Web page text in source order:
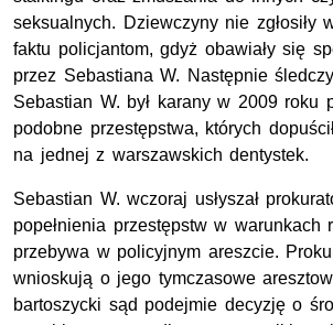
seksualnych. Dziewczyny nie zgłosiły
faktu policjantom, gdyż obawiały się
przez Sebastiana W. Następnie
Sebastian W. był karany w 2009 roku
podobne przestępstwa, których
na jednej z warszawskich dentystek.
Sebastian W. wczoraj usłyszał
popełnienia przestępstw w warunkach
przebywa w policyjnym areszcie.
wnioskują o jego tymczasowe
bartoszycki sąd podejmie decyzję o